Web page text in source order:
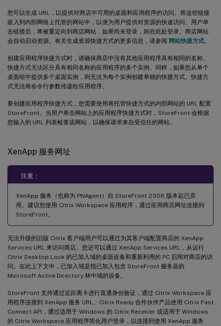
您可以生成 URL，以提供对商店中可用的桌面和应用程序的访问。将这些链接
嵌入到内部网络上托管的网站中，以便为用户提供对资源的快速访问。用户单
击链接后，将被重定向到商店网站，如果尚未登录，则在此处登录。商店网站
会自动启动资源。有关生成资源快捷方式的更多信息，请参阅 网站快捷方式。
创建应用程序快捷方式时，请确保商店中没有其他应用程序具有相同的名称。
快捷方式无法区分具有相同名称的应用程序的多个实例。同样，如果您从单个
桌面组中提供多个桌面实例，则无法为每个实例创建单独的快捷方式。快捷方
式无法将命令行参数传递给应用程序。
要创建应用程序快捷方式，您需要使用将托管快捷方式的内部网站的 URL 配置
StoreFront。当用户单击网站上的应用程序快捷方式时，StoreFront 会根据
您输入的 URL 列表检查该网站，以确保请求来自受信任的网站。
XenApp 服务网址
注意：
XenApp 服务（也称为 PNAgent）自 StoreFront 2308 版本起已弃
用。建议您使用 Citrix Workspace 应用程序，通过应用商店网址连接到
StoreFront。
无法升级的旧版 Citrix 客户端用户可以通过为其客户端配置商店的 XenApp
Services URL 来访问商店。您还可以通过 XenApp Services URL，从运行
Citrix Desktop Lock 的已加入域的桌面设备和重新利用的 PC 启用对商店的访
问。在此上下文中，已加入域是指已加入包含 StoreFront 服务器的
Microsoft Active Directory 林中域的设备。
StoreFront 支持通过近距离卡进行直通身份验证，通过 Citrix Workspace 应
用程序连接到 XenApp 服务 URL。Citrix Ready 合作伙伴产品使用 Citrix Fast
Connect API，通过适用于 Windows 的 Citrix Receiver 或适用于 Windows
的 Citrix Workspace 应用程序简化用户登录，以连接到使用 XenApp 服务